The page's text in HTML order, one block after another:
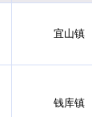
宜山镇
钱库镇